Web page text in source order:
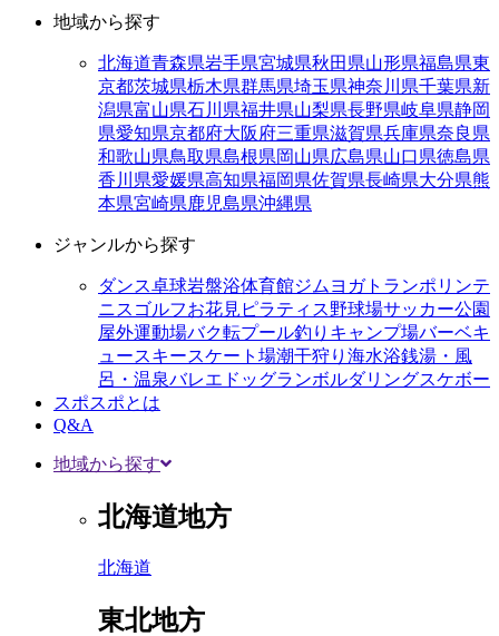
地域から探す
北海道青森県岩手県宮城県秋田県山形県福島県東
京都茨城県栃木県群馬県埼玉県神奈川県千葉県新
潟県富山県石川県福井県山梨県長野県岐阜県静岡
県愛知県京都府大阪府三重県滋賀県兵庫県奈良県
和歌山県鳥取県島根県岡山県広島県山口県徳島県
香川県愛媛県高知県福岡県佐賀県長崎県大分県熊
本県宮崎県鹿児島県沖縄県
ジャンルから探す
ダンス卓球岩盤浴体育館ジム ヨガトランポリンテ
ニス ゴルフお花見 ピラティス野球場サッカー公園
屋外運動場バク転プール釣り キャンプ場バーベキ
ュースキースケート場潮干狩り 海水浴銭湯・風
呂・温泉バレエ ドッグランボルダリングスケボー
スポスポとは
Q&A
地域から探す
北海道地方
北海道
東北地方